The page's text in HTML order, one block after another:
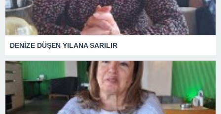
DENİZE DÜŞEN YILANA SARILIR